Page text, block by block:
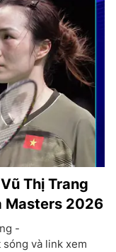
Thị Trang
Masters 2026
-
và link xem